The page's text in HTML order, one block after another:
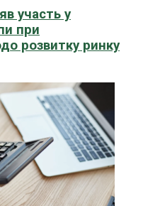
участь у
при
розвитку ринку